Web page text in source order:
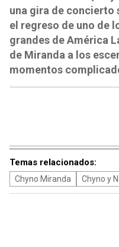
una gira de concierto
el regreso de uno de
grandes de América
de Miranda a los
momentos
Temas relacionados:
Chyno Miranda Chyno y